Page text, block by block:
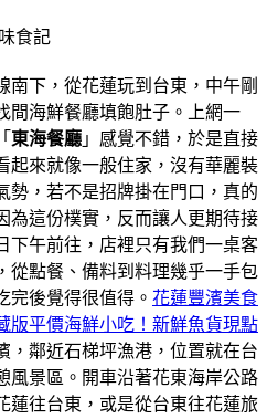
食記
南下，從花蓮玩到台東，中午剛
間海鮮餐廳填飽肚子。上網一
東海餐廳 」感覺不錯，於是直接
起來就像一般住家，沒有華麗裝
勢，若不是招牌掛在門口，真的
為這份樸實，反而讓人更期待接
下午前往，店裡只有我們一桌客
從點餐、備料到料理幾乎一手包
完後覺得很值得。 花蓮豐濱美食
版平價海鮮小吃！新鮮魚貨現點
，鄰近石梯坪漁港，位置就在台
風景區。開車沿著花東海岸公路
蓮往台東，或是從台東往花蓮旅